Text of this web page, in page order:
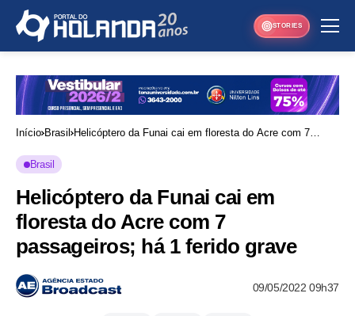
STORIES
Início Brasil
Helicóptero da Funai cai em floresta do Acre com 7
Brasil
Helicóptero da Funai cai em
floresta do Acre com 7
passageiros; há 1 ferido grave
09/05/2022 09h37